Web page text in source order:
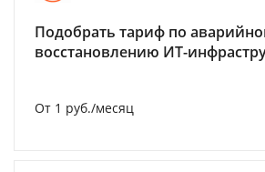
Подобрать тариф по
восстановлению ИТ-
От 1 руб./месяц